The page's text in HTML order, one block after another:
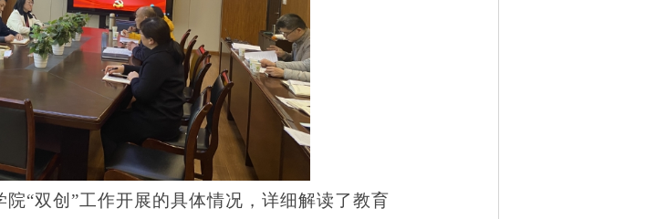
院“双创”工作开展的具体情况，详细解读了教育